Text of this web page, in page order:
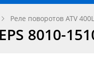
Реле поворотов ATV
8010-